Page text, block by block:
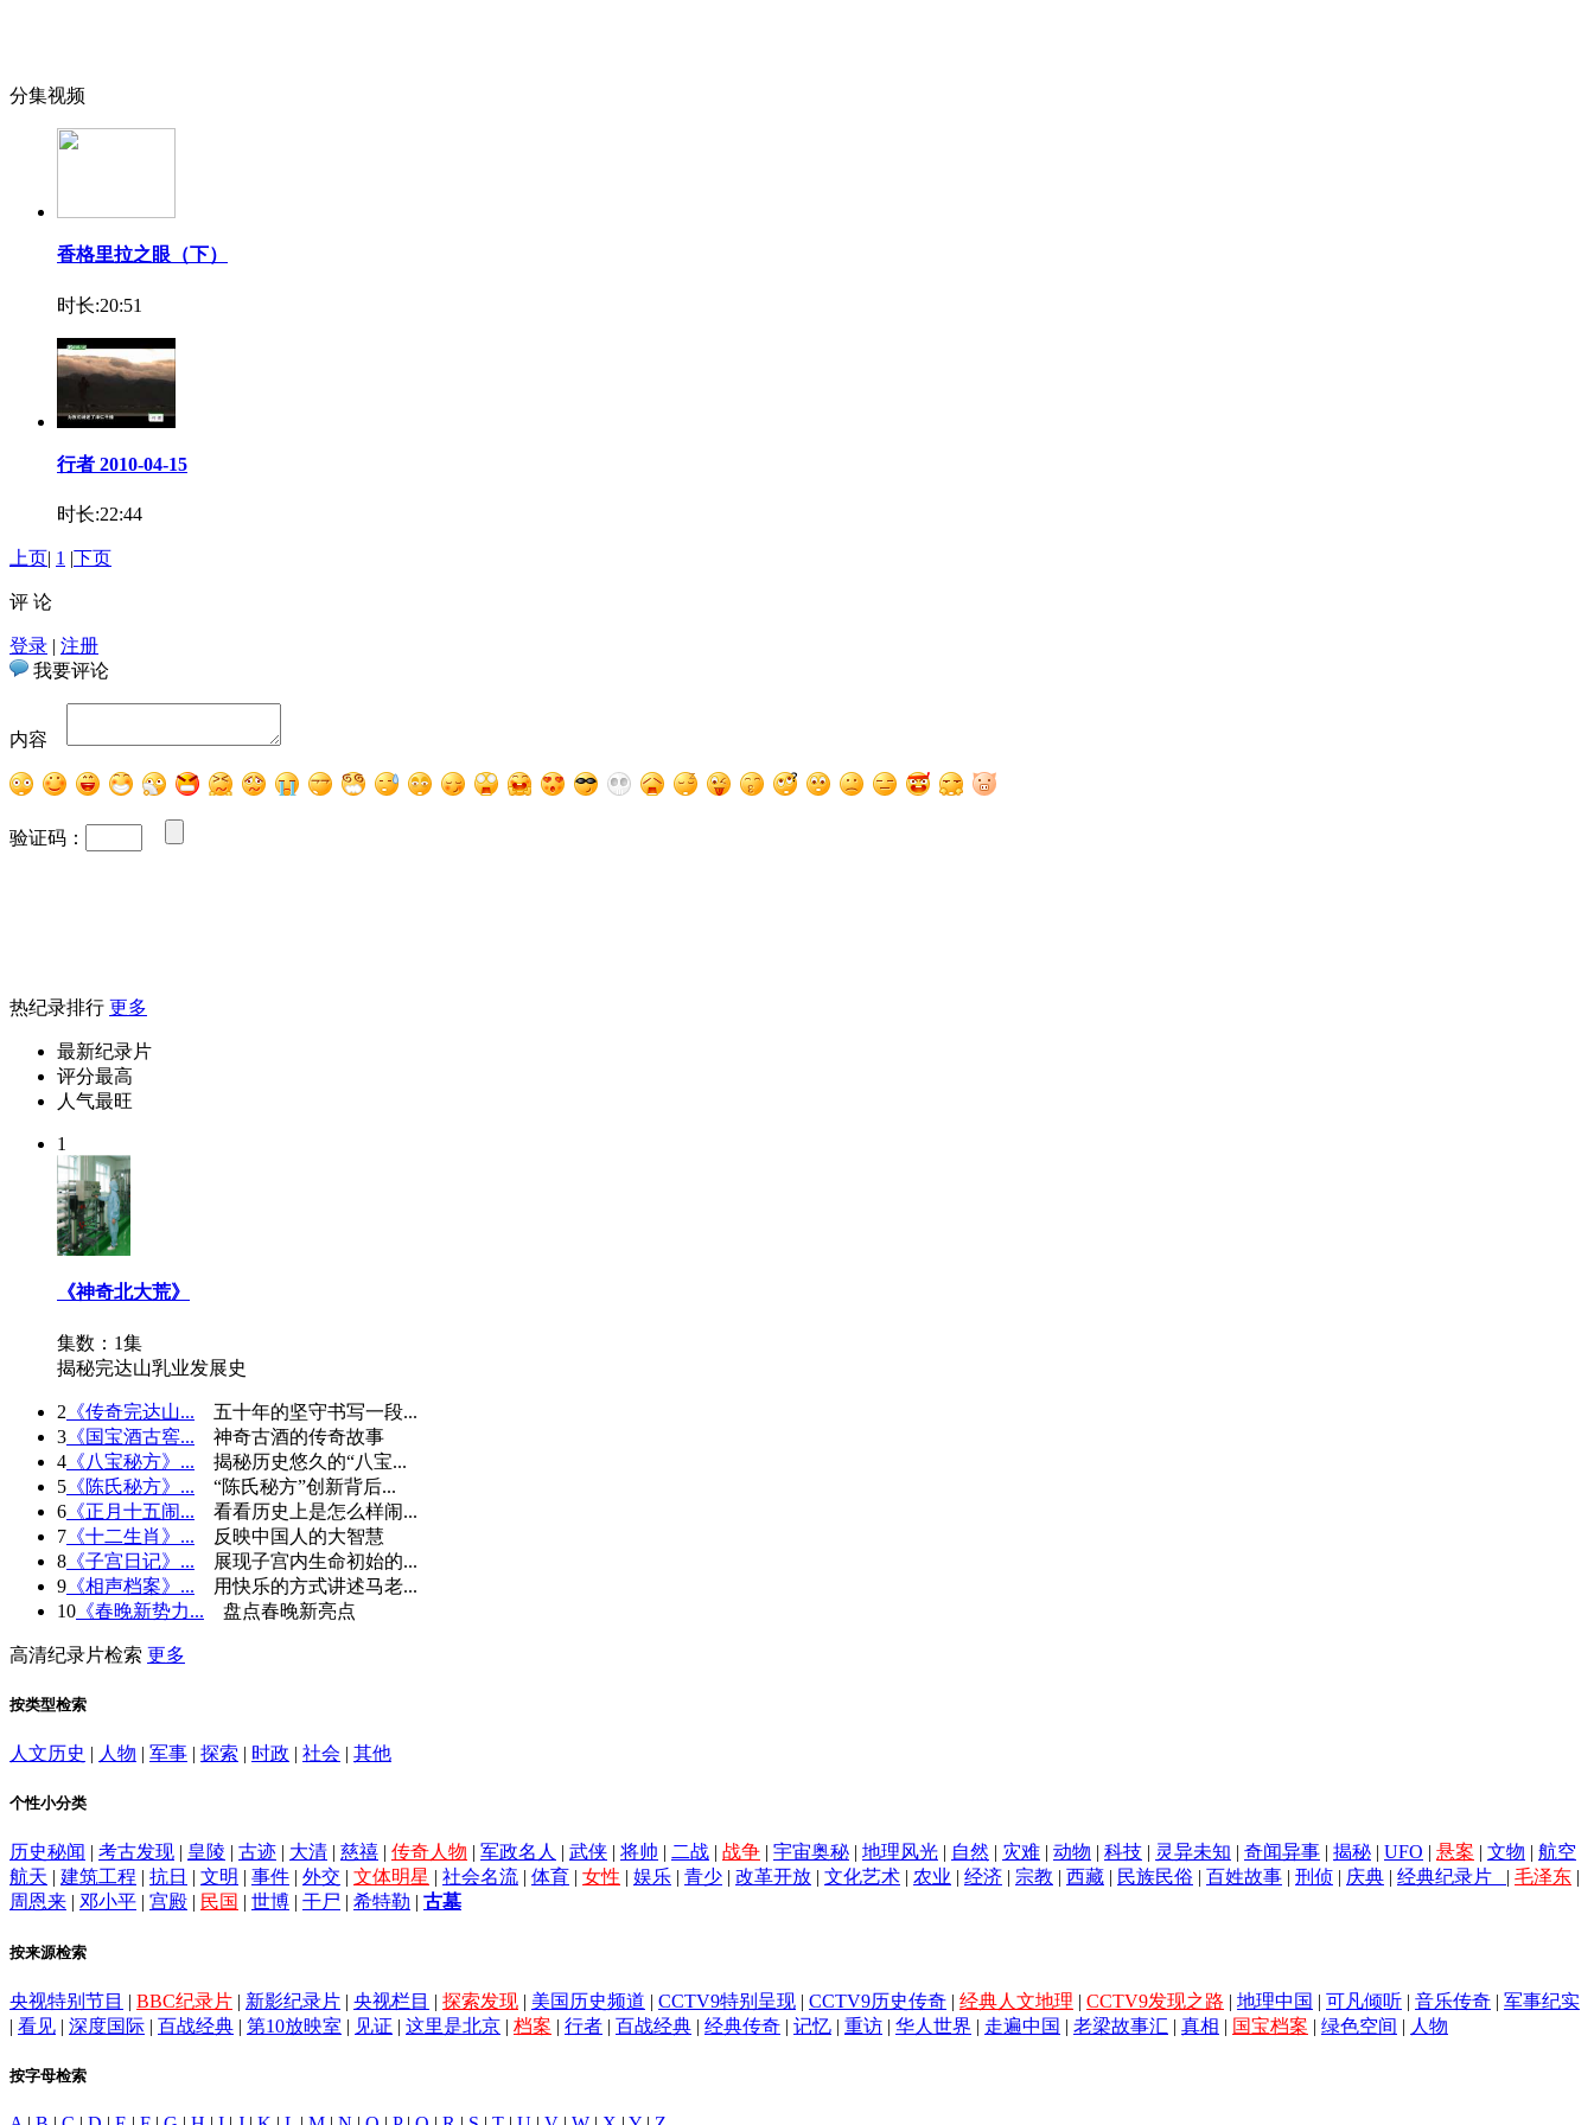
分集视频
香格里拉之眼（下）
时长:20:51
行者 2010-04-15
时长:22:44
上页| 1 |下页
评 论
登录 | 注册
我要评论
内容
验证码：
热纪录排行 更多
最新纪录片
评分最高
人气最旺
1
《神奇北大荒》
集数：1集
揭秘完达山乳业发展史
2 《传奇完达山...
五十年的坚守书写一段...
3 《国宝酒古窖...
神奇古酒的传奇故事
4 《八宝秘方》...
揭秘历史悠久的“八宝...
5 《陈氏秘方》...
“陈氏秘方”创新背后...
6 《正月十五闹...
看看历史上是怎么样闹...
7 《十二生肖》...
反映中国人的大智慧
8 《子宫日记》...
展现子宫内生命初始的...
9 《相声档案》...
用快乐的方式讲述马老...
10 《春晚新势力... 盘点春晚新亮点
高清纪录片检索 更多
按类型检索
人文历史 | 人物 | 军事 | 探索 | 时政 | 社会 | 其他
个性小分类
历史秘闻 | 考古发现 | 皇陵 | 古迹 | 大清 | 慈禧 | 传奇人物 | 军政名人 | 武侠 | 将帅 | 二战 | 战争 | 宇宙奥秘 | 地理风光 | 自然 | 灾难 | 动物 | 科技 | 灵异未知 | 奇闻异事 | 揭秘 | UFO | 悬案 | 文物 | 航空
航天 | 建筑工程 | 抗日 | 文明 | 事件 | 外交 | 文体明星 | 社会名流 | 体育 | 女性 | 娱乐 | 青少 | 改革开放 | 文化艺术 | 农业 | 经济 | 宗教 | 西藏 | 民族民俗 | 百姓故事 | 刑侦 | 庆典 | 经典纪录片 | 毛泽东 |
周恩来 | 邓小平 | 宫殿 | 民国 | 世博 | 干尸 | 希特勒 | 古墓
按来源检索
央视特别节目 | BBC纪录片 | 新影纪录片 | 央视栏目 | 探索发现 | 美国历史频道 | CCTV9特别呈现 | CCTV9历史传奇 | 经典人文地理 | CCTV9发现之路 | 地理中国 | 可凡倾听 | 音乐传奇 | 军事纪实
| 看见 | 深度国际 | 百战经典 | 第10放映室 | 见证 | 这里是北京 | 档案 | 行者 | 百战经典 | 经典传奇 | 记忆 | 重访 | 华人世界 | 走遍中国 | 老梁故事汇 | 真相 | 国宝档案 | 绿色空间 | 人物
按字母检索